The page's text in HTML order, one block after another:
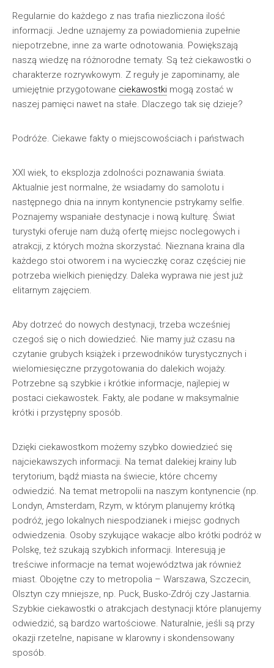
Regularnie do każdego z nas trafia niezliczona ilość
informacji. Jedne uznajemy za powiadomienia zupełnie
niepotrzebne, inne za warte odnotowania. Powiększają
naszą wiedzę na różnorodne tematy. Są też ciekawostki o
charakterze rozrywkowym. Z reguły je zapominamy, ale
umiejętnie przygotowane ciekawostki mogą zostać w
naszej pamięci nawet na stałe. Dlaczego tak się dzieje?
Podróże. Ciekawe fakty o miejscowościach i państwach
XXI wiek, to eksplozja zdolności poznawania świata.
Aktualnie jest normalne, że wsiadamy do samolotu i
następnego dnia na innym kontynencie pstrykamy selfie.
Poznajemy wspaniałe destynacje i nową kulturę. Świat
turystyki oferuje nam dużą ofertę miejsc noclegowych i
atrakcji, z których można skorzystać. Nieznana kraina dla
każdego stoi otworem i na wycieczkę coraz częściej nie
potrzeba wielkich pieniędzy. Daleka wyprawa nie jest już
elitarnym zajęciem.
Aby dotrzeć do nowych destynacji, trzeba wcześniej
czegoś się o nich dowiedzieć. Nie mamy już czasu na
czytanie grubych książek i przewodników turystycznych i
wielomiesięczne przygotowania do dalekich wojaży.
Potrzebne są szybkie i krótkie informacje, najlepiej w
postaci ciekawostek. Fakty, ale podane w maksymalnie
krótki i przystępny sposób.
Dzięki ciekawostkom możemy szybko dowiedzieć się
najciekawszych informacji. Na temat dalekiej krainy lub
terytorium, bądź miasta na świecie, które chcemy
odwiedzić. Na temat metropolii na naszym kontynencie (np.
Londyn, Amsterdam, Rzym, w którym planujemy krótką
podróż, jego lokalnych niespodzianek i miejsc godnych
odwiedzenia. Osoby szykujące wakacje albo krótki podróż w
Polskę, też szukają szybkich informacji. Interesują je
treściwe informacje na temat województwa jak również
miast. Obojętne czy to metropolia – Warszawa, Szczecin,
Olsztyn czy mniejsze, np. Puck, Busko-Zdrój czy Jastarnia.
Szybkie ciekawostki o atrakcjach destynacji które planujemy
odwiedzić, są bardzo wartościowe. Naturalnie, jeśli są przy
okazji rzetelne, napisane w klarowny i skondensowany
sposób.